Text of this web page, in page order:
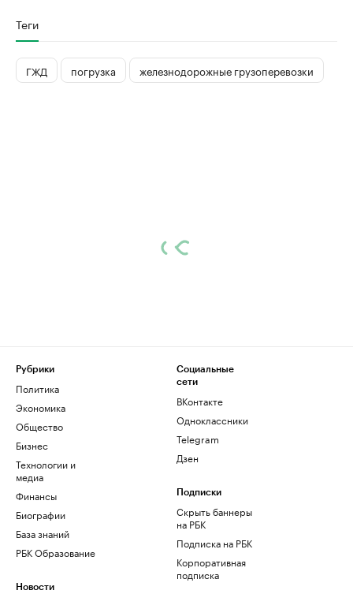
Теги
ГЖД погрузка железнодорожные грузоперевозки
Рубрики
Политика
Экономика
Общество
Бизнес
Технологии и
медиа
Финансы
Биографии
База знаний
РБК Образование
Новости
Социальные
сети
ВКонтакте
Одноклассники
Telegram
Дзен
Подписки
Скрыть баннеры
на РБК
Подписка на РБК
Корпоративная
подписка